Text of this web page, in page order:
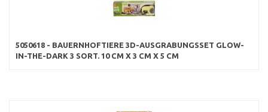
5050618 - BAUERNHOFTIERE 3D-AUSGRABUNGSSET GLOW-
IN-THE-DARK 3 SORT. 10 CM X 3 CM X 5 CM